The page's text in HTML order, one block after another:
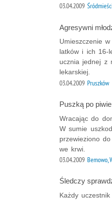
03.04.2009
Agresywni
Umieszczenie
latków i ich 16-
ucznia jednej z
lekarskiej.
03.04.2009 Pruszków
Puszką po
Wracając do
W sumie
przewieziono
we krwi.
03.04.2009 Bemowo,
Śledczy
Każdy